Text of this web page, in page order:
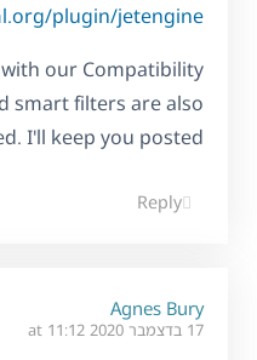
plugin/jetengine/
our Compatibility
smart filters are also
I'll keep you posted.
Reply
Agnes Bury
17 בדצמבר 2020 at 11:12